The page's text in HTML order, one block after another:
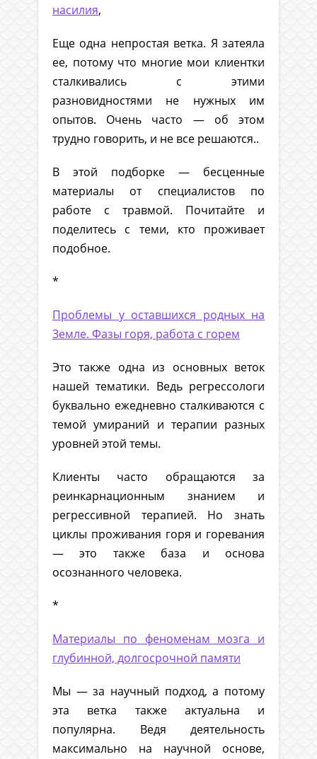
насилия,
Еще одна непростая ветка. Я затеяла
ее, потому что многие мои клиентки
сталкивались с этими
разновидностями не нужных им
опытов. Очень часто — об этом
трудно говорить, и не все решаются..
В этой подборке — бесценные
материалы от специалистов по
работе с травмой. Почитайте и
поделитесь с теми, кто проживает
подобное.
*
Проблемы у оставшихся родных на
Земле. Фазы горя, работа с горем
Это также одна из основных веток
нашей тематики. Ведь регрессологи
буквально ежедневно сталкиваются с
темой умираний и терапии разных
уровней этой темы.
Клиенты часто обращаются за
реинкарнационным знанием и
регрессивной терапией. Но знать
циклы проживания горя и горевания
— это также база и основа
осознанного человека.
*
Материалы по феноменам мозга и
глубинной, долгосрочной памяти
Мы — за научный подход, а потому
эта ветка также актуальна и
популярна. Ведя деятельность
максимально на научной основе,